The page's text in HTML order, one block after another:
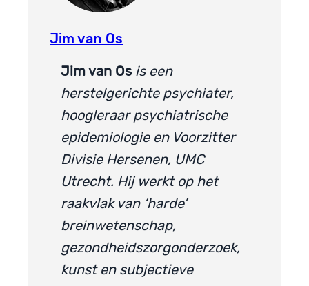
Jim van Os
Jim van Os is een
herstelgerichte psychiater,
hoogleraar psychiatrische
epidemiologie en Voorzitter
Divisie Hersenen, UMC
Utrecht. Hij werkt op het
raakvlak van ‘harde’
breinwetenschap,
gezondheidszorgonderzoek,
kunst en subjectieve